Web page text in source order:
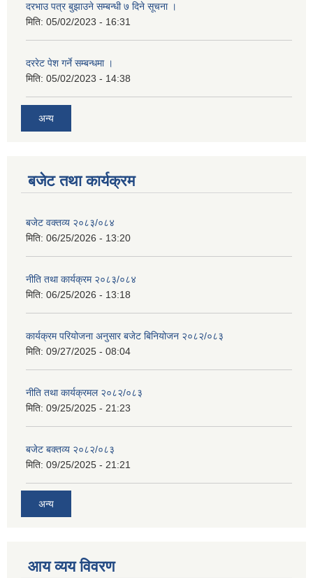
दरभाउ पत्र बुझाउने सम्बन्धी ७ दिने सूचना ।
मिति: 05/02/2023 - 16:31
दररेट पेश गर्ने सम्बन्धमा ।
मिति: 05/02/2023 - 14:38
अन्य
बजेट तथा कार्यक्रम
बजेट वक्तव्य २०८३/०८४
मिति: 06/25/2026 - 13:20
नीति तथा कार्यक्रम २०८३/०८४
मिति: 06/25/2026 - 13:18
कार्यक्रम परियोजना अनुसार बजेट बिनियोजन २०८२/०८३
मिति: 09/27/2025 - 08:04
नीति तथा कार्यक्रमल २०८२/०८३
मिति: 09/25/2025 - 21:23
बजेट बक्तव्य २०८२/०८३
मिति: 09/25/2025 - 21:21
अन्य
आय व्यय विवरण